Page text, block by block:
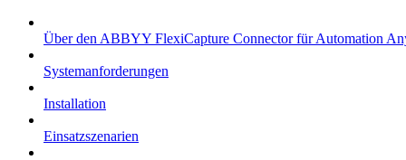
Über den ABBYY FlexiCapture Connector für Automation
Systemanforderungen
Installation
Einsatzszenarien